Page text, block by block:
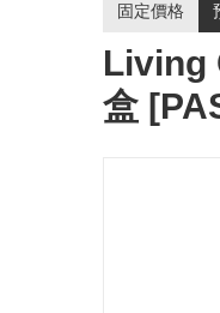
固定價格
Living
盒